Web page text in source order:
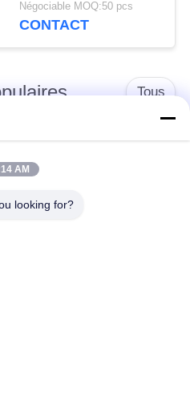
Négociable MOQ:50 pcs
CONTACT
Tous
panier d'achat du
supermarché
Cages de stockage
AM
looking for?